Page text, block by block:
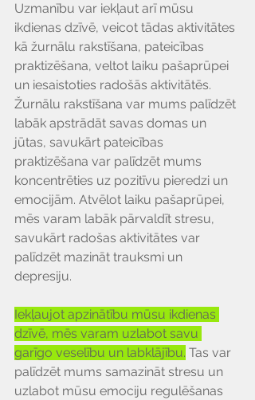
Uzmanību var iekļaut arī mūsu
ikdienas dzīvē, veicot tādas aktivitātes
kā žurnālu rakstīšana, pateicības
praktizēšana, veltot laiku pašaprūpei
un iesaistoties radošās aktivitātēs.
Žurnālu rakstīšana var mums palīdzēt
labāk apstrādāt savas domas un
jūtas, savukārt pateicības
praktizēšana var palīdzēt mums
koncentrēties uz pozitīvu pieredzi un
emocijām. Atvēlot laiku pašaprūpei,
mēs varam labāk pārvaldīt stresu,
savukārt radošas aktivitātes var
palīdzēt mazināt trauksmi un
depresiju.
Iekļaujot apzinātību mūsu ikdienas
dzīvē, mēs varam uzlabot savu
garīgo veselību un labklājību. Tas var
palīdzēt mums samazināt stresu un
uzlabot mūsu emociju regulēšanas